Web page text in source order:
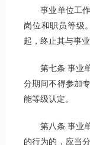
事业单位工作
岗位和职员等级
起，终止其与事
第七条 事业单
分期间不得参加
能等级认定。
第八条 事业单
的行为的，应当